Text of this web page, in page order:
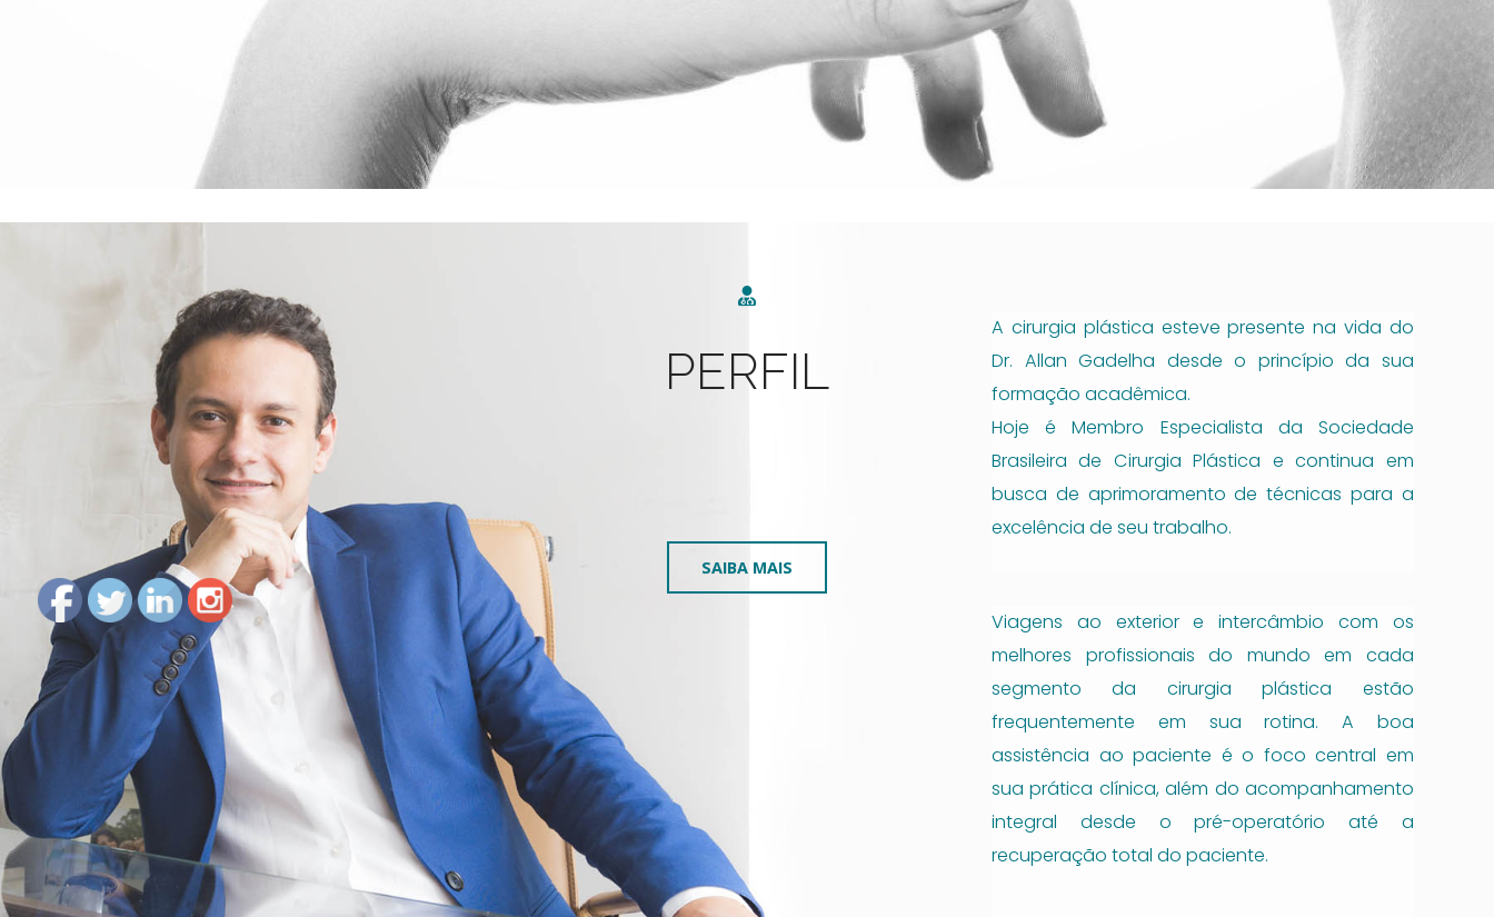
PERFIL
SAIBA MAIS
A cirurgia plástica esteve presente na vida do
Dr. Allan Gadelha desde o princípio da sua
formação acadêmica.
Hoje é Membro Especialista da Sociedade
Brasileira de Cirurgia Plástica e continua em
busca de aprimoramento de técnicas para a
excelência de seu trabalho.
Viagens ao exterior e intercâmbio com os
melhores profissionais do mundo em cada
segmento da cirurgia plástica estão
frequentemente em sua rotina. A boa
assistência ao paciente é o foco central em
sua prática clínica, além do acompanhamento
integral desde o pré-operatório até a
recuperação total do paciente.